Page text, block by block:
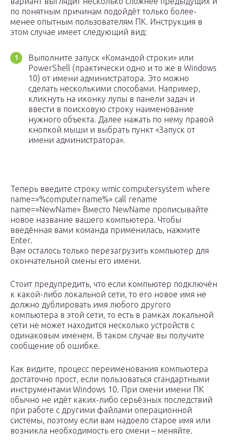
по понятным причинам подойдёт только более-
менее опытным пользователям ПК. Инструкция в
этом случае имеет следующий вид:
Выполните запуск «Командой строки» или
PowerShell (практически одно и то же в Windows
10) от имени администратора. Это можно
сделать несколькими способами. Например,
кликнуть на иконку лупы в панели задач и
ввести в поисковую строку наименование
нужного объекта. Далее нажать по нему правой
кнопкой мыши и выбрать пункт «Запуск от
имени администратора».
Теперь введите строку wmic computersystem where
name=»%computername%» call rename
name=»NewName» Вместо NewName прописывайте
новое название вашего компьютера. Чтобы
введённая вами команда применилась, нажмите
Enter.
Вам осталось только перезагрузить компьютер для
окончательной смены его имени.
Стоит предупредить, что если компьютер подключён
к какой-либо локальной сети, то его новое имя не
должно дублировать имя любого другого
компьютера в этой сети, то есть в рамках локальной
сети не может находится несколько устройств с
одинаковым именем. В таком случае вы получите
сообщение об ошибке.
Как видите, процесс переименования компьютера
достаточно прост, если пользоваться стандартными
инструментами Windows 10. При смени имени ПК
обычно не идёт каких-либо серьёзных последствий
при работе с другими файлами операционной
системы, поэтому если вам надоело старое имя или
возникла необходимость его смени – меняйте.